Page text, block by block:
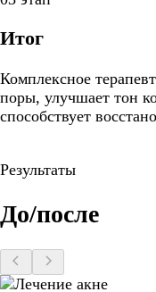
Итог
Комплексное
поры, улучшает тон
способствует
Результаты
До/после